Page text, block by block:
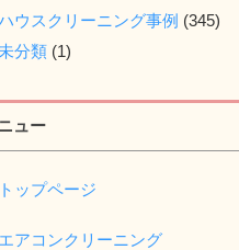
ウスクリーニング事例 (345)
分類 (1)
ュー
ップページ
アコンクリーニング